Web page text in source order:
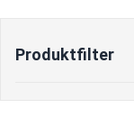
Produktfilter